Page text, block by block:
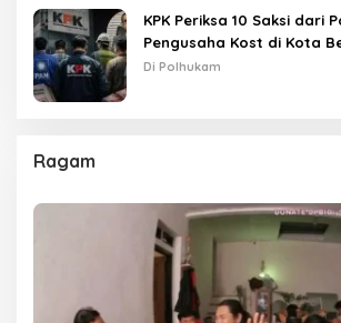
KPK Periksa 10 Saksi dari
Pengusaha Kost di Kota
Di Polhukam
Ragam